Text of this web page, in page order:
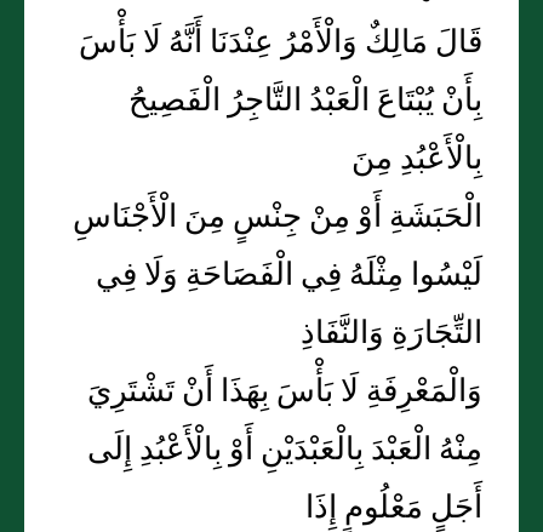
قَالَ مَالِكٌ وَالْأَمْرُ عِنْدَنَا أَنَّهُ لَا بَأْسَ
بِأَنْ يُبْتَاعَ الْعَبْدُ التَّاجِرُ الْفَصِيحُ
بِالْأَعْبُدِ مِنَ
الْحَبَشَةِ أَوْ مِنْ جِنْسٍ مِنَ الْأَجْنَاسِ
لَيْسُوا مِثْلَهُ فِي الْفَصَاحَةِ وَلَا فِي
التِّجَارَةِ وَالنَّفَاذِ
وَالْمَعْرِفَةِ لَا بَأْسَ بِهَذَا أَنْ تَشْتَرِيَ
مِنْهُ الْعَبْدَ بِالْعَبْدَيْنِ أَوْ بِالْأَعْبُدِ إِلَى
أَجَلٍ مَعْلُومٍ إِذَا